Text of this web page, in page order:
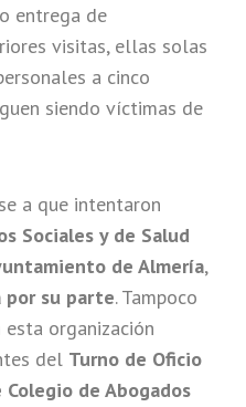
entrega de
visitas, ellas solas
a cinco
siendo víctimas de
a que intentaron
Sociales y de Salud
de Almería,
su parte. Tampoco
organización
del Turno de Oficio
de Abogados